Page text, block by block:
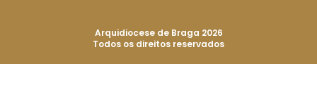
Arquidiocese de Braga 2026
Todos os direitos reservados